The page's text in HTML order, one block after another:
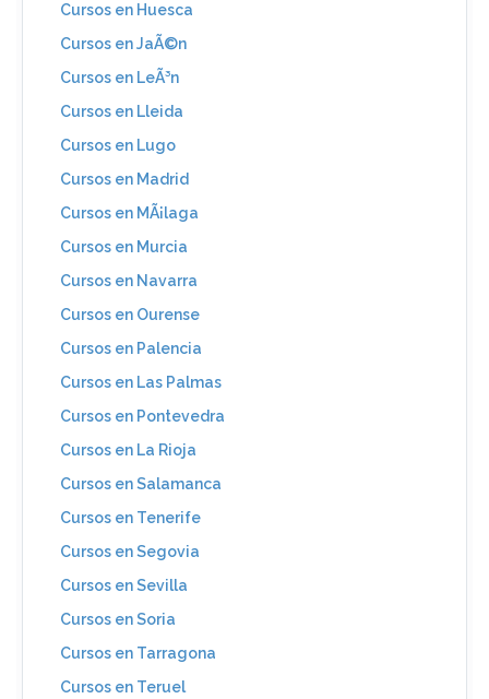
Cursos en Huesca
Cursos en JaÃ©n
Cursos en LeÃ³n
Cursos en Lleida
Cursos en Lugo
Cursos en Madrid
Cursos en MÃ¡laga
Cursos en Murcia
Cursos en Navarra
Cursos en Ourense
Cursos en Palencia
Cursos en Las Palmas
Cursos en Pontevedra
Cursos en La Rioja
Cursos en Salamanca
Cursos en Tenerife
Cursos en Segovia
Cursos en Sevilla
Cursos en Soria
Cursos en Tarragona
Cursos en Teruel